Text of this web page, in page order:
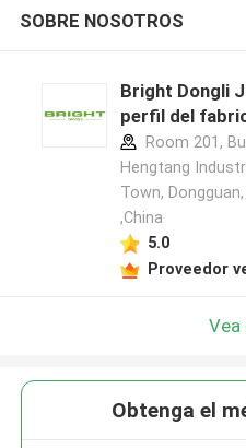
SOBRE NOSOTROS
Bright Dongli
perfil del
Room 201,
Hengtang
Town,
,China
5.0
Proveedor
Vea
Obtenga el